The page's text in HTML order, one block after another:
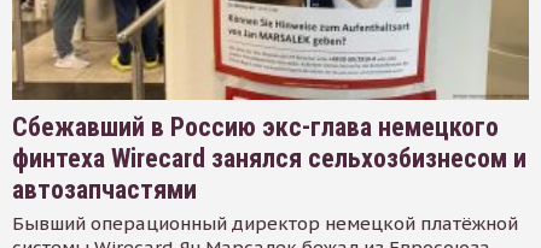
Сбежавший в Россию экс-глава немецкого
финтеха Wirecard занялся сельхозбизнесом и
автозапчастями
Бывший операционный директор немецкой платёжной